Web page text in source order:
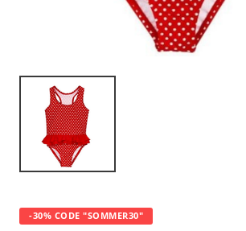
-30% CODE "SOMMER30"